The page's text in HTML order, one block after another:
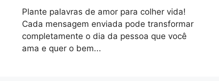
Plante palavras de amor para colher vida!
Cada mensagem enviada pode transformar
completamente o dia da pessoa que você
ama e quer o bem...